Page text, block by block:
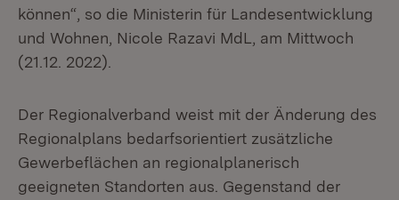
können“, so die Ministerin für Landesentwicklung
und Wohnen, Nicole Razavi MdL, am Mittwoch
(21.12. 2022).
Der Regionalverband weist mit der Änderung des
Regionalplans bedarfsorientiert zusätzliche
Gewerbeflächen an regionalplanerisch
geeigneten Standorten aus. Gegenstand der